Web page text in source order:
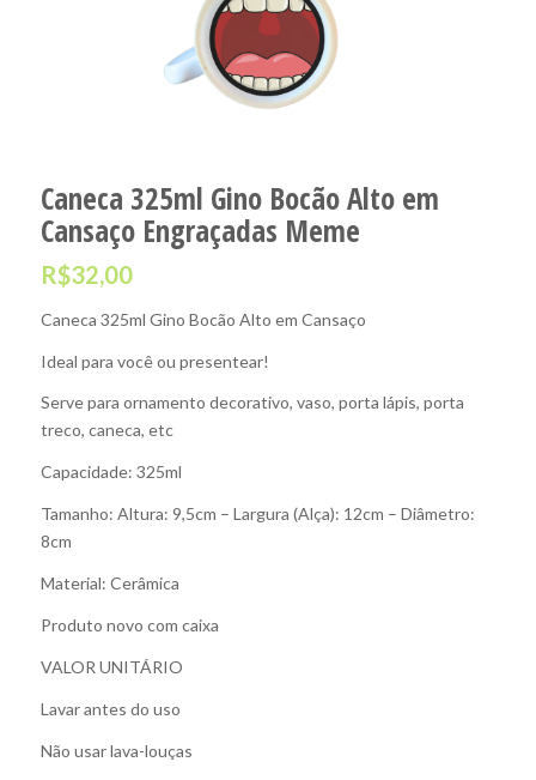
Caneca 325ml Gino Bocão Alto em
Cansaço Engraçadas Meme
R$32,00
Caneca 325ml Gino Bocão Alto em Cansaço
Ideal para você ou presentear!
Serve para ornamento decorativo, vaso, porta lápis, porta
treco, caneca, etc
Capacidade: 325ml
Tamanho: Altura: 9,5cm – Largura (Alça): 12cm – Diâmetro:
8cm
Material: Cerâmica
Produto novo com caixa
VALOR UNITÁRIO
Lavar antes do uso
Não usar lava-louças